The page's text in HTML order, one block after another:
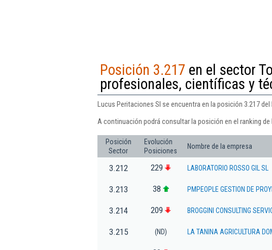
Posición 3.217 en el sector
profesionales, científicas y
Lucus Peritaciones Sl se encuentra en la posición 3.217
A continuación podrá consultar la posición en el ranking
Posición
Sector
Evolución
Posiciones
Nombre de la empresa
3.212 229 LABORATORIO ROSSO GIL SL
3.213 38 PMPEOPLE GESTION DE
3.214 209 BROGGINI CONSULTING
3.215 (ND) LA TANINA AGRICULTURA